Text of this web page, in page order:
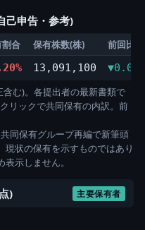
己申告・参考)
合 保有株数(株) 前回比
13,091,100
含む)。各提出者の最新書類で
リックで共同保有の内訳。前
同保有グループ再編で新筆頭
状の保有を示すものではあり
示しません。
) 主要保有者